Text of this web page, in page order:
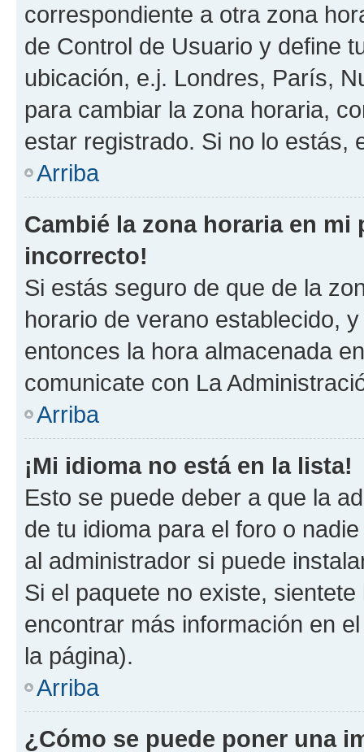
correspondiente a otra zona
de Control de Usuario y define
ubicación, e.j. Londres, París,
para cambiar la zona horaria,
estar registrado. Si no lo estás,
Arriba
Cambié la zona horaria en
incorrecto!
Si estás seguro de que de la
horario de verano establecido,
entonces la hora almacenada
comunicate con La
Arriba
¡Mi idioma no está en la lista!
Esto se puede deber a que la
de tu idioma para el foro o
al administrador si puede
Si el paquete no existe,
encontrar más información en
la página).
Arriba
¿Cómo se puede poner una